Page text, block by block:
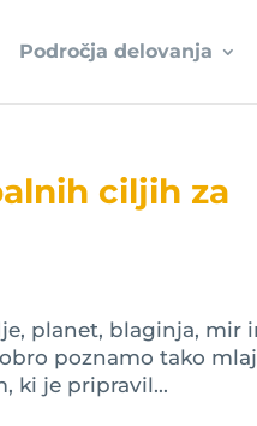
Področja delovanja
ciljih za
planet, blaginja, mir
poznamo tako
ki je pripravil...